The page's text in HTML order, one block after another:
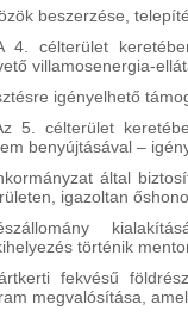
beszerzése,
4. célterület
villamosenergia-
igényelhető
5. célterület
benyújtásával –
által
igazoltan
történik
fekvésű
megvalósítása,